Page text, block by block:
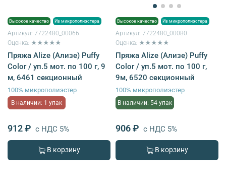
Высокое качество Из микрополиэстера
Артикул: 7722480_00066
Оценка: ★★★★★
Пряжа Alize (Ализе) Puffy
Color / уп.5 мот. по 100 г, 9
м, 6461 секционный
100% микрополиэстер
В наличии: 1 упак
912 ₽ с НДС 5%
В корзину
Высокое качество Из микрополиэстера
Артикул: 7722480_00080
Оценка: ★★★★★
Пряжа Alize (Ализе) Puffy
Color / уп.5 мот. по 100 г,
9м, 6520 секционный
100% микрополиэстер
В наличии: 54 упак
906 ₽ с НДС 5%
В корзину